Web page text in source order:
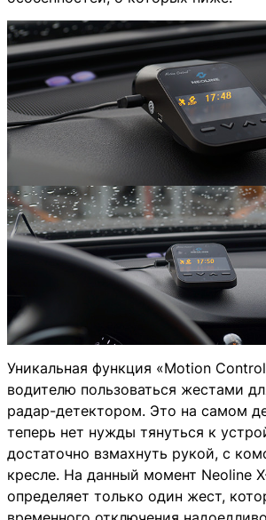
Уникальная функция «Motion
водителю пользоваться жестами
радар-детектором. Это на самом
теперь нет нужды тянуться к
достаточно взмахнуть рукой, с
кресле. На данный момент Neoline
определяет только один жест,